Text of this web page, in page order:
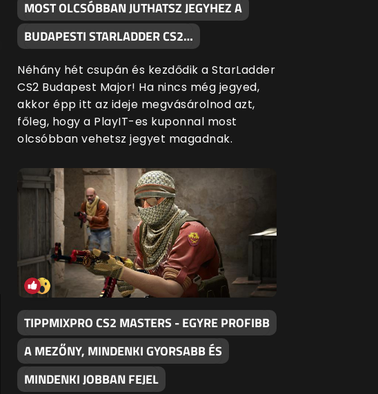
MOST OLCSÓBBAN JUTHATSZ JEGYHEZ A
BUDAPESTI STARLADDER CS2…
Néhány hét csupán és kezdődik a StarLadder
CS2 Budapest Major! Ha nincs még jegyed,
akkor épp itt az ideje megvásárolnod azt,
főleg, hogy a PlayIT-es kuponnal most
olcsóbban vehetsz jegyet magadnak.
TIPPMIXPRO CS2 MASTERS - EGYRE PROFIBB
A MEZŐNY, MINDENKI GYORSABB ÉS
MINDENKI JOBBAN FEJEL